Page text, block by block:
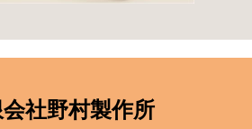
社野村製作所